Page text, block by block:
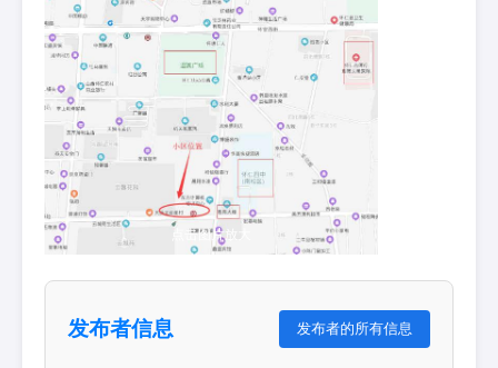
点击图片放大
发布者信息 发布者的所有信息